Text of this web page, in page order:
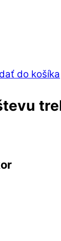
do košíka